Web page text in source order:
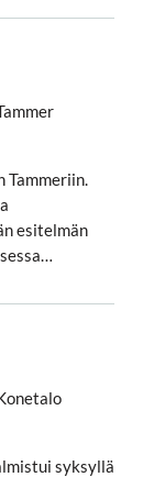
Tammeriin.
esitelmän
syksyllä